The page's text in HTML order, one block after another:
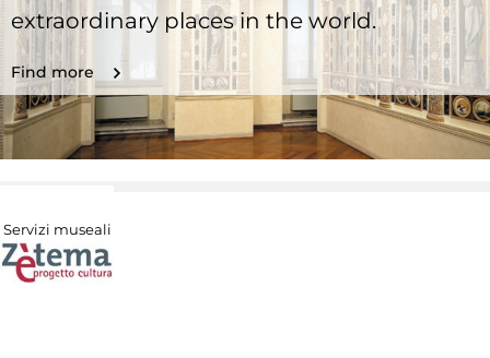
extraordinary places in the world.
Find more
Servizi museali